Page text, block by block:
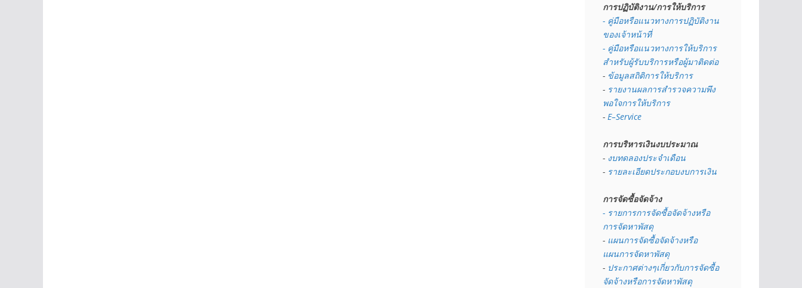
การปฏิบัติงาน/การให้บริการ
- คู่มือหรือแนวทางการปฏิบัติงาน
ของเจ้าหน้าที่
- คู่มือหรือแนวทางการให้บริการ
สำหรับผู้รับบริการหรือผู้มาติดต่อ
- ข้อมูลสถิติการให้บริการ
- รายงานผลการสำรวจความพึง
พอใจการให้บริการ
- E–Service
การบริหารเงินงบประมาณ
- งบทดลองประจำเดือน
- รายละเอียดประกอบงบการเงิน
การจัดซื้อจัดจ้าง
- รายการการจัดซื้อจัดจ้างหรือ
การจัดหาพัสดุ
- แผนการจัดซื้อจัดจ้างหรือ
แผนการจัดหาพัสดุ
- ประกาศต่างๆเกี่ยวกับการจัดซื้อ
จัดจ้างหรือการจัดหาพัสดุ